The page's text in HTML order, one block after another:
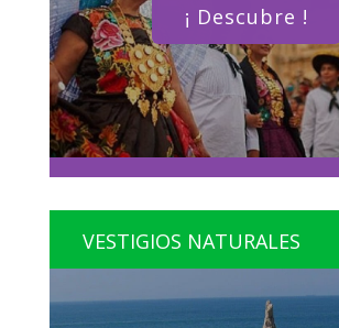
¡ Descubre !
VESTIGIOS NATURALES